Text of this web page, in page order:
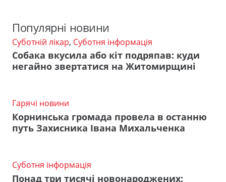
Популярні новини
Суботній лікар, Суботня інформація
Собака вкусила або кіт подряпав: куди
негайно звертатися на Житомирщині
Гарячі новини
Корнинська громада провела в останню
путь Захисника Івана Михальченка
Суботня інформація
Понад три тисячі новонароджених: